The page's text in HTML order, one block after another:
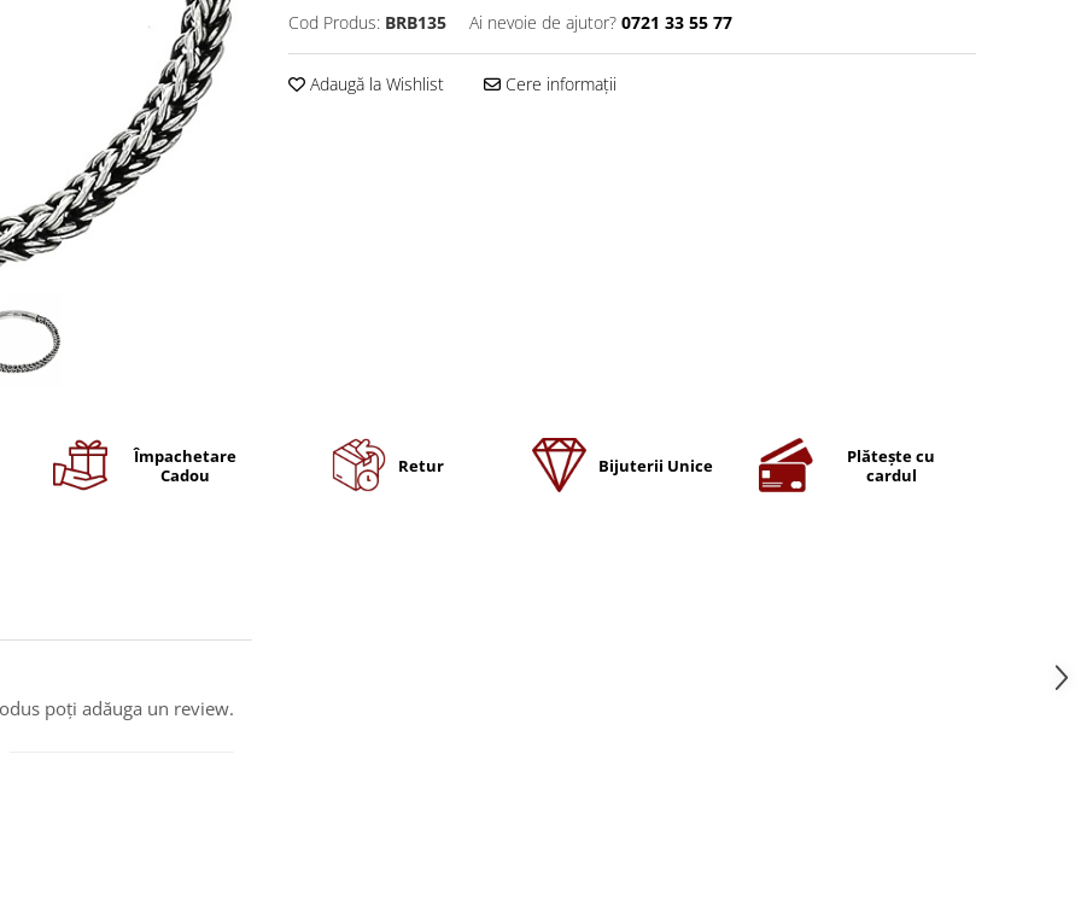
Cod Produs: BRB135 Ai nevoie de ajutor? 0721 33 55 77
Adaugă la Wishlist Cere informații
Împachetare
Cadou
Retur Bijuterii Unice
Plătește cu
cardul
poți adăuga un review.